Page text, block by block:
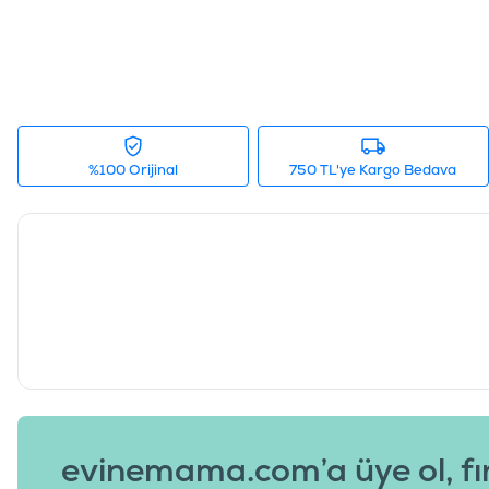
%100 Orijinal 750 TL'ye Kargo Bedava
evinemama.com’a üye ol,